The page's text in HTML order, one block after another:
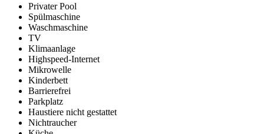
Privater Pool
Spülmaschine
Waschmaschine
TV
Klimaanlage
Highspeed-Internet
Mikrowelle
Kinderbett
Barrierefrei
Parkplatz
Haustiere nicht gestattet
Nichtraucher